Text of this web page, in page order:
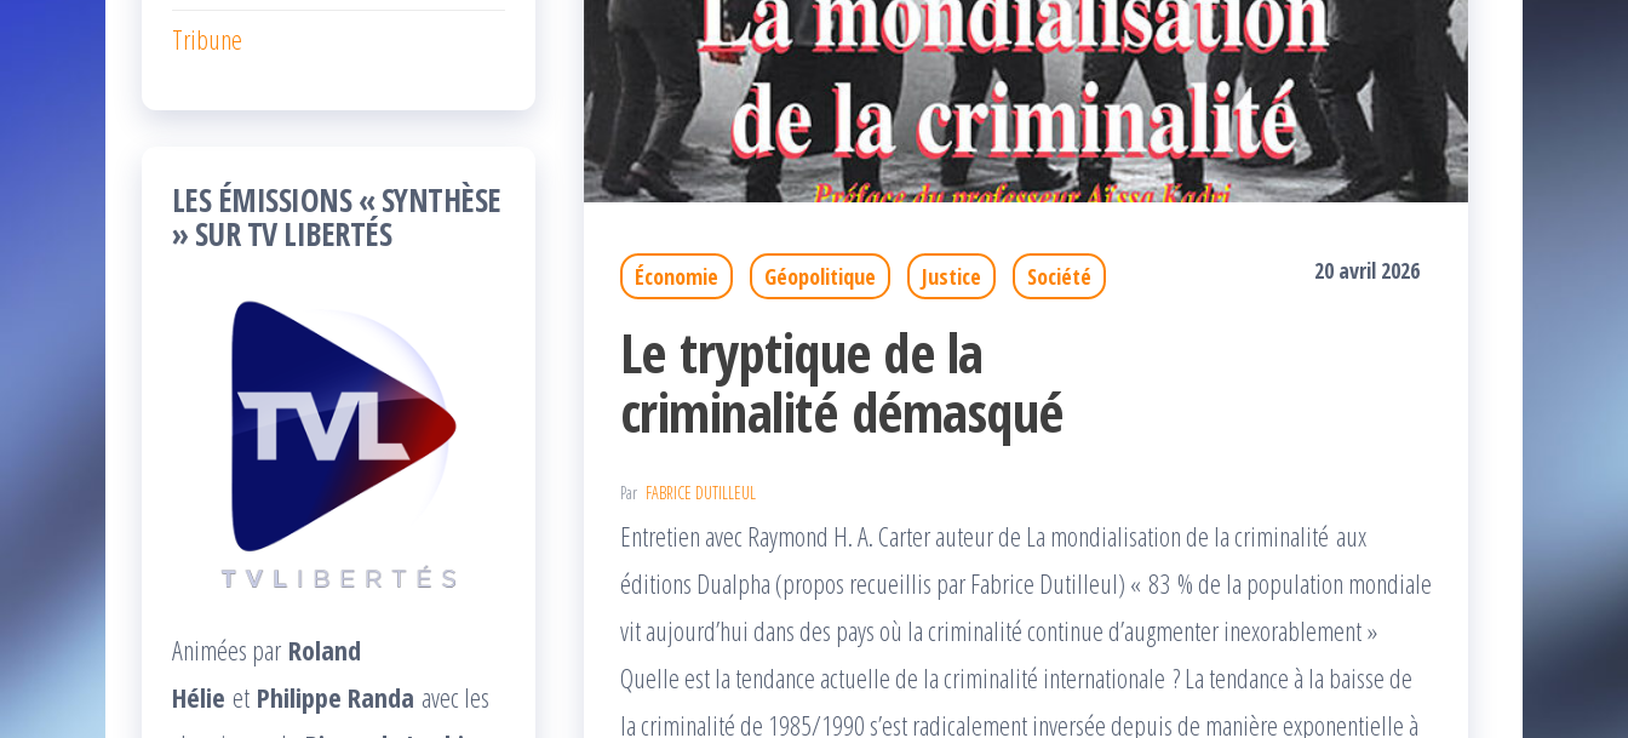
Économie Géopolitique Justice Société 20 avril 2026
Le tryptique de la
criminalité démasqué
Par FABRICE DUTILLEUL
Entretien avec Raymond H. A. Carter auteur de La mondialisation de la criminalité aux
éditions Dualpha (propos recueillis par Fabrice Dutilleul) « 83 % de la population mondiale
vit aujourd’hui dans des pays où la criminalité continue d’augmenter inexorablement »
Quelle est la tendance actuelle de la criminalité internationale ? La tendance à la baisse de
la criminalité de 1985/1990 s’est radicalement inversée depuis de manière exponentielle à
Tribune
LES ÉMISSIONS « SYNTHÈSE
» SUR TV LIBERTÉS
Animées par Roland
Hélie et Philippe Randa avec les